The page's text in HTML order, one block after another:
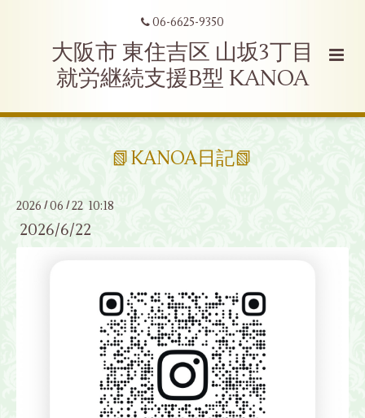
06-6625-9350
大阪市 東住吉区 山坂3丁目
就労継続支援B型 KANOA
📗KANOA日記📗
2026 /06 /22 10:18
2026/6/22